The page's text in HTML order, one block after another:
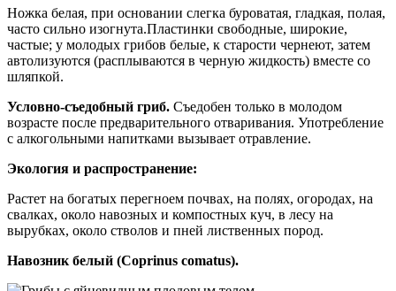
Ножка белая, при основании слегка буроватая, гладкая, полая,
часто сильно изогнута.Пластинки свободные, широкие,
частые; у молодых грибов белые, к старости чернеют, затем
автолизуются (расплываются в черную жидкость) вместе со
шляпкой.
Условно-съедобный гриб. Съедобен только в молодом
возрасте после предварительного отваривания. Употребление
с алкогольными напитками вызывает отравление.
Экология и распространение:
Растет на богатых перегноем почвах, на полях, огородах, на
свалках, около навозных и компостных куч, в лесу на
вырубках, около стволов и пней лиственных пород.
Навозник белый (Coprinus comatus).